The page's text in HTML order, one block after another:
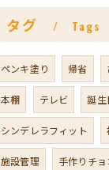
タグ Tags
ペンキ塗り 帰省
本棚 テレビ 誕生
シンデレラフィット
施設管理 手作りチョ